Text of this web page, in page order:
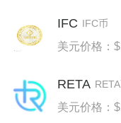
IFC IFC币
美元价格：
RETA
美元价格：